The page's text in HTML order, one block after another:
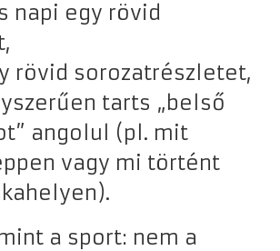
napi egy rövid
rövid sorozatrészletet,
tarts „belső
angolul (pl. mit
vagy mi történt
a sport: nem a